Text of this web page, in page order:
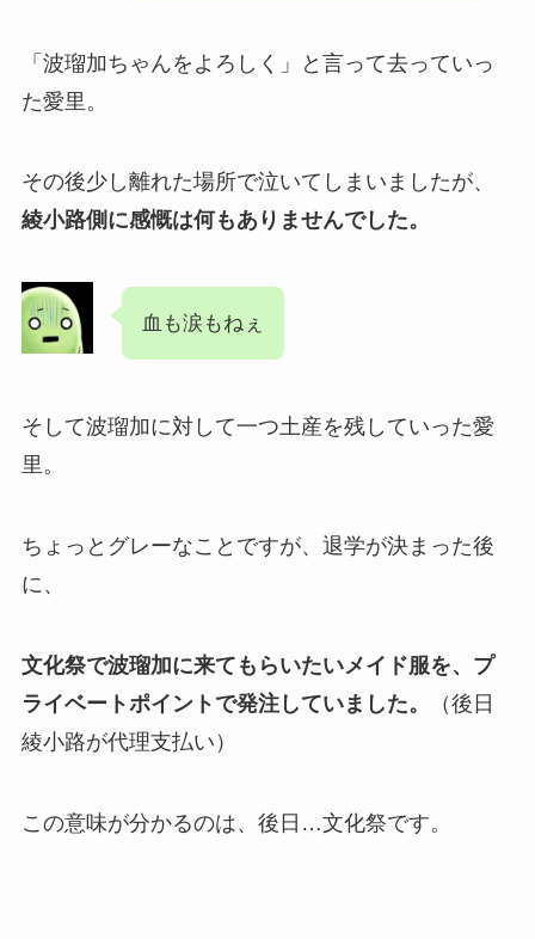
「波瑠加ちゃんをよろしく」と言って去っていっ
た愛里。
その後少し離れた場所で泣いてしまいましたが、
綾小路側に感慨は何もありませんでした。
血も涙もねぇ
そして波瑠加に対して一つ土産を残していった愛
里。
ちょっとグレーなことですが、退学が決まった後
に、
文化祭で波瑠加に来てもらいたいメイド服を、プ
ライベートポイントで発注していました。
（後日
綾小路が代理支払い）
この意味が分かるのは、後日…文化祭です。